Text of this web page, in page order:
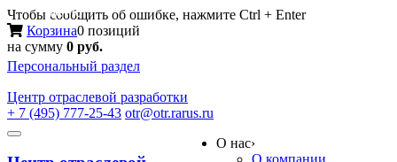
Чтобы сообщить об ошибке, нажмите Ctrl + Enter
Корзина0 позиций
на сумму 0 руб.
Персональный раздел
Центр отраслевой разработки
+ 7 (495) 777-25-43 otr@otr.rarus.ru
Toggle
Меню
О нас›
О компании